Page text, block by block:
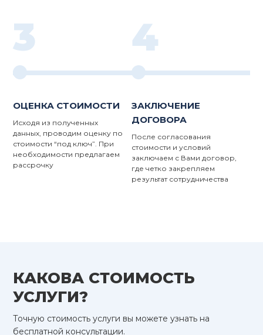
3
ОЦЕНКА СТОИМОСТИ
Исходя из полученных
данных, проводим оценку по
стоимости “под ключ”. При
необходимости предлагаем
рассрочку
4
ЗАКЛЮЧЕНИЕ
ДОГОВОРА
После согласования
стоимости и условий
заключаем с Вами договор,
где четко закрепляем
результат сотрудничества
КАКОВА СТОИМОСТЬ
УСЛУГИ?
Точную стоимость услуги вы можете узнать на
бесплатной консультации.